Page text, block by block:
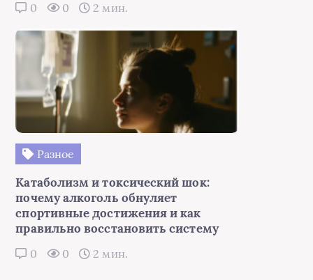
0 0 2 мин.
Разное
Катаболизм и токсический шок:
почему алкоголь обнуляет
спортивные достижения и как
правильно восстановить систему
0 0 2 мин.